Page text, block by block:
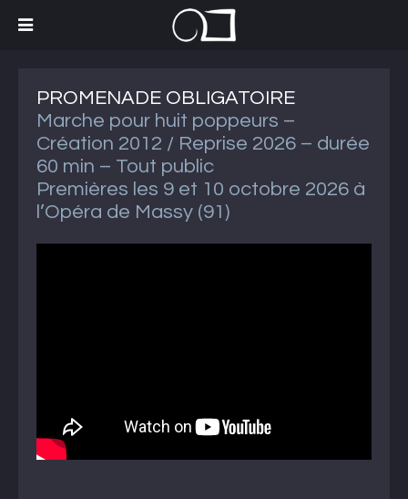
PROMENADE OBLIGATOIRE
Marche pour huit poppeurs –
Création 2012 / Reprise 2026 – durée
60 min – Tout public
Premières les 9 et 10 octobre 2026 à
l’Opéra de Massy (91)